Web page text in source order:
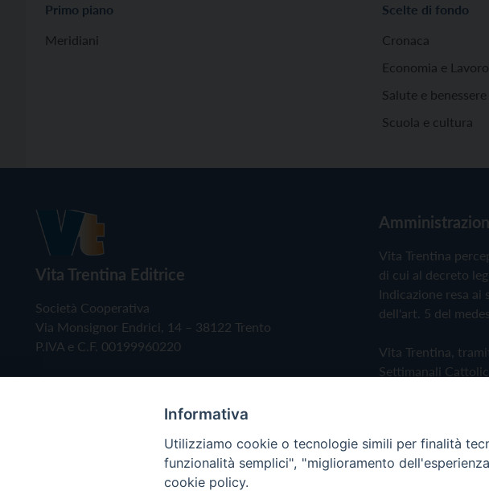
Primo piano
Meridiani
Scelte di fondo
Cronaca
Economia e Lavoro
Salute e benessere
Scuola e cultura
Vita Trentina Editrice
Società Cooperativa
Via Monsignor Endrici, 14 – 38122 Trento
P.IVA e C.F. 00199960220
Vita Trentina
di cui al decreto
Indicazione resa ai
dell'art. 5 del
Vita Trentina,
Settimanali
Privacy Policy
Informativa
Utilizziamo cookie o tecnologie simili per finalità
funzionalità semplici", "miglioramento
cookie policy.